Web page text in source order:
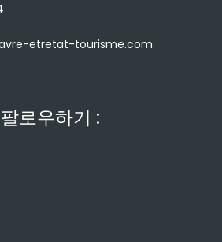
etretat-tourisme.com
로우하기 :